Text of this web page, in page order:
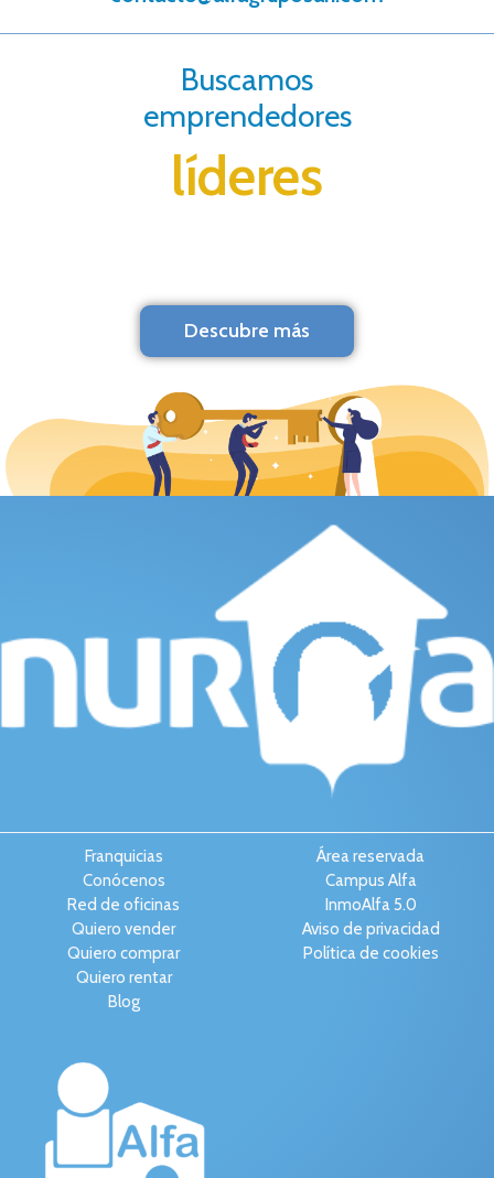
Buscamos
emprendedores
líderes
Descubre más
Franquicias
Conócenos
Red de oficinas
Quiero vender
Quiero comprar
Quiero rentar
Blog
Área reservada
Campus Alfa
InmoAlfa 5.0
Aviso de privacidad
Política de cookies